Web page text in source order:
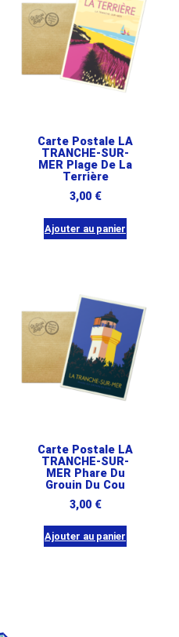
Carte Postale LA
TRANCHE-SUR-
MER Plage De La
Terrière
3,00 €
Ajouter au panier
Carte Postale LA
TRANCHE-SUR-
MER Phare Du
Grouin Du Cou
3,00 €
Ajouter au panier